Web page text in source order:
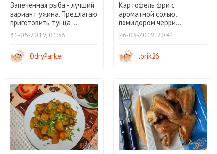
Запеченная рыба - лучший
вариант ужина. Предлагаю
приготовить тунца, ...
31-05-2019, 01:38
OdryParker
Картофель фри с
ароматной солью,
помидором черри...
26-03-2019, 20:41
lorik26